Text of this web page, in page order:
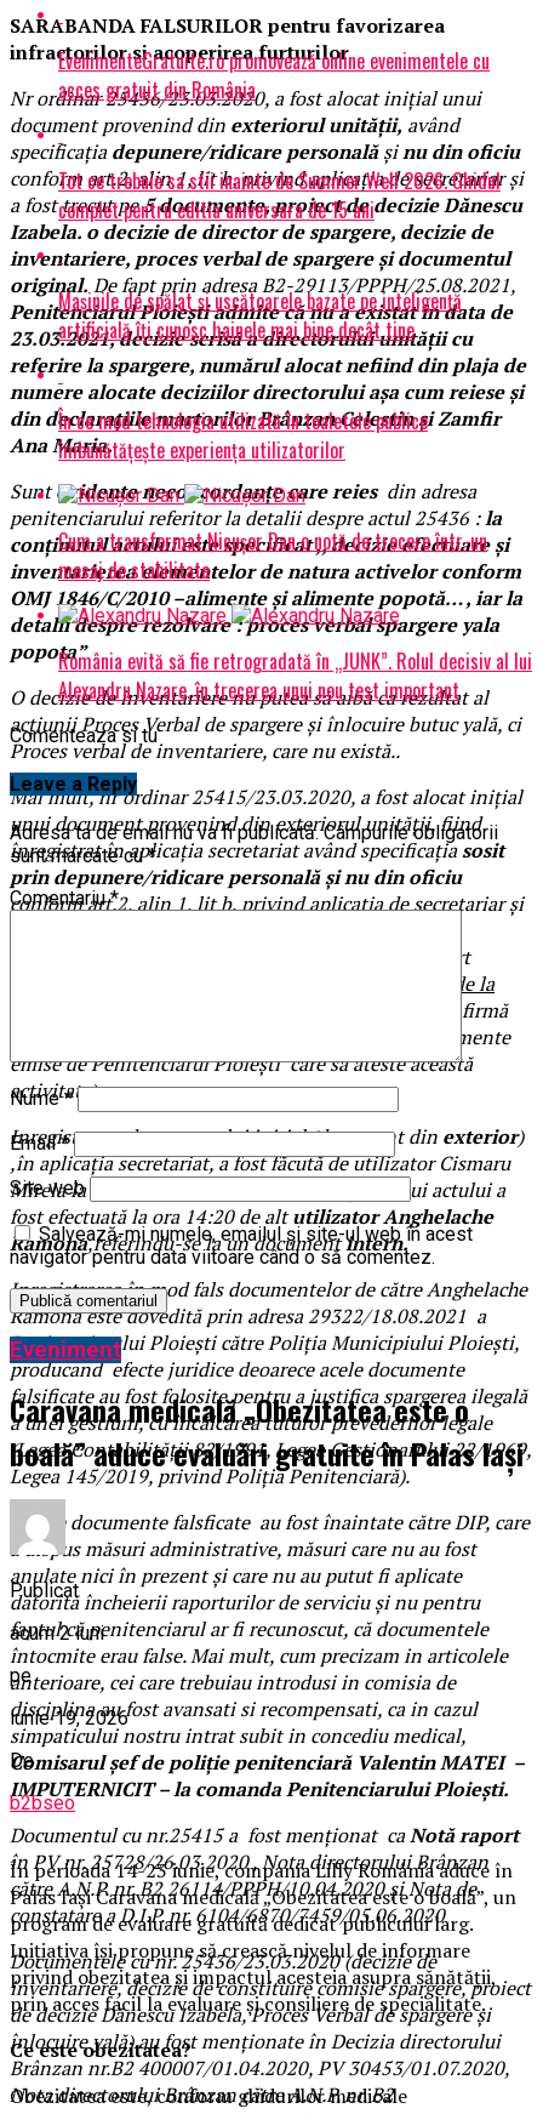
SARABANDA FALSURILOR pentru favorizarea
infractorilor si acoperirea furturilor
Nr ordinar 25436/23.03.2020, a fost alocat inițial unui
document provenind din exteriorul unității, având
specificațiadepunere/ridicare personalășinu din oficiu
conform art.2, alin 1, lit b, privind aplicația de secretariar și
a fost trecut pe5 documente, proiect de decizie Dănescu
Izabela. o decizie de director de spargere, decizie de
inventariere, proces verbal de spargere și documentul
original. De fapt prin adresa B2-29113/PPPH/25.08.2021,
Penitenciarul Ploiești admite că nu a existat în data de
23.03.2021, decizie scrisă a directorului unității cu
referire la spargere, numărul alocat nefiind din plaja de
numere alocate deciziilor directorului așa cum reiese și
din declarațiile martorilor Brânzan Celestin și Zamfir
Ana Maria.
Suntevidente neconcordanțe care reies din adresa
penitenciarului referitor la detalii despre actul 25436 :la
conținutul actului este specificat ,, decizie efectuare și
inventarierea elementelor de natura activelor conform
OMJ 1846/C/2010 –alimente și alimente popotă… , iar la
detalii despre rezolvare : proces verbal spargere yala
popota”
O decizie de inventariere nu putea să aibă ca rezultat al
acțiunii Proces Verbal de spargere și înlocuire butuc yală, ci
Proces verbal de inventariere, care nu există..
Mai mult, nr ordinar 25415/23.03.2020, a fost alocat inițial
unui document provenind din exteriorul unității, fiind
înregistrat în aplicația secretariat având specificațiasosit
prin depunere/ridicare personală și nu din oficiu
conform art.2, alin 1, lit b, privind aplicația de secretariar și
specificației fiind trecut la conținutul actului ,,Raport
preluarea gestiunii de la
”.(confirmă
conducerea penitenciarului faptul că nu există documente
emise de Penitenciarul Ploiești care să ateste această
activitate).
Inregistrarea documentului inițial (document din exterior)
,în aplicația secretariat, a fost făcută de utilizator Cismaru
Mirela la ora 10:23, iar modificarea conținutului actului a
fost efectuată la ora 14:20 de altutilizator Anghelache
Ramona,referindu-se la un documentintern.
Inregistrarea în mod fals documentelor de către Anghelache
Ramona este dovedită prin adresa 29322/18.08.2021 a
Penitenciarului Ploiești către Poliția Municipiului Ploiești,
producand efecte juridice deoarece acele documente
falsificate au fost folosite pentru a justifica spargerea ilegală
a unei gestiuni, cu încălcarea tuturor prevederilor legale
(Legea Contabilității 82/1991, Legea Gestionarului 22/1969,
Legea 145/2019, privind Poliția Penitenciară).
Aceste documente falsficate au fost înaintate către DIP, care
a dispus măsuri administrative, măsuri care nu au fost
anulate nici în prezent și care nu au putut fi aplicate
datorită încheierii raporturilor de serviciu și nu pentru
faptul că penitenciarul ar fi recunoscut, că documentele
întocmite erau false. Mai mult, cum precizam in articolele
anterioare, cei care trebuiau introdusi in comisia de
disciplina au fost avansati si recompensati, ca in cazul
simpaticului nostru intrat subit in concediu medical,
Comisarul șef de poliție penitenciară Valentin MATEI –
IMPUTERNICIT – la comanda Penitenciarului Ploiești.
Documentul cu nr.25415 a fost menționat caNotă raport
în PV nr. 25728/26.03.2020 , Nota directorului Brânzan
către A.N.P. nr. B2 26114/PPPH/10.04.2020 și Nota de
constatare a D.I.P. nr. 6104/6870/7459/05.06.2020
Documentele cu nr. 25436/23.03.2020 (decizie de
inventariere, decizie de constituire comisie spargere, proiect
de decizie Dănescu Izabela, Proces Verbal de spargere și
înlocuire yală) au fost menționate în Decizia directorului
Brânzan nr.B2 400007/01.04.2020, PV 30453/01.07.2020,
Nota directorului Brânzan către A.N.P. nr. B2
EvenimenteGratuite.ro promovează online evenimentele cu
acces gratuit din România
Tot ce trebuie sa stii inainte de Summer Well 2026. Ghidul
complet pentru editia aniversara de 15 ani
Mașinile de spălat și uscătoarele bazate pe inteligență
artificială îți cunosc hainele mai bine decât tine
În ce mod tehnologia utilizată în toaletele publice
îmbunătățește experiența utilizatorilor
Cum a transformat Nicușor Dan o notă de trecere într-un
mesaj de stabilitate
România evită să fie retrogradată în „JUNK”. Rolul decisiv al lui
Alexandru Nazare, în trecerea unui nou test important
Comenteaza si tu
Leave a Reply
Adresa ta de email nu va fi publicată. Câmpurile obligatorii
sunt marcate cu*
Comentariu*
Nume*
Email*
Site web
Salvează-mi numele, emailul și site-ul web în acest
navigator pentru data viitoare când o să comentez.
Eveniment
Caravana medicală „Obezitatea este o
boală” aduce evaluări gratuite în Palas Iași
Publicat
acum 2 luni
pe
iunie 19, 2026
De
b2bseo
În perioada 14-23 iunie, compania Lilly România aduce în
Palas Iași Caravana medicală „Obezitatea este o boală”, un
program de evaluare gratuită dedicat publicului larg.
Inițiativa își propune să crească nivelul de informare
privind obezitatea și impactul acesteia asupra sănătății,
prin acces facil la evaluare și consiliere de specialitate.
Ce este obezitatea?
Obezitatea este, conform ghidurilor medicale